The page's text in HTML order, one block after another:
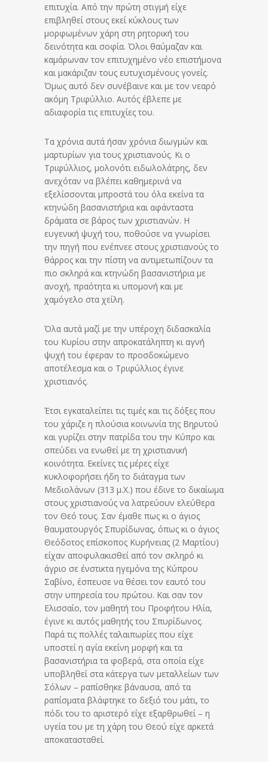
επιτυχία. Από την πρώτη στιγμή είχε
επιβληθεί στους εκεί κύκλους των
μορφωμένων χάρη στη ρητορική του
δεινότητα και σοφία. Όλοι θαύμαζαν και
καμάρωναν τον επιτυχημένο νέο επιστήμονα
και μακάριζαν τους ευτυχισμένους γονείς.
Όμως αυτό δεν συνέβαινε και με τον νεαρό
ακόμη Τριφύλλιο. Αυτός έβλεπε με
αδιαφορία τις επιτυχίες του.
Τα χρόνια αυτά ήσαν χρόνια διωγμών και
μαρτυρίων για τους χριστιανούς. Κι ο
Τριφύλλιος, μολονότι ειδωλολάτρης, δεν
ανεχόταν να βλέπει καθημερινά να
εξελίσσονται μπροστά του όλα εκείνα τα
κτηνώδη βασανιστήρια και αφάνταστα
δράματα σε βάρος των χριστιανών. Η
ευγενική ψυχή του, ποθούσε να γνωρίσει
την πηγή που ενέπνεε στους χριστιανούς το
θάρρος και την πίστη να αντιμετωπίζουν τα
πιο σκληρά και κτηνώδη βασανιστήρια με
ανοχή, πραότητα κι υπομονή και με
χαμόγελο στα χείλη.
Όλα αυτά μαζί με την υπέροχη διδασκαλία
του Κυρίου στην απροκατάληπτη κι αγνή
ψυχή του έφεραν το προσδοκώμενο
αποτέλεσμα και ο Τριφύλλιος έγινε
χριστιανός.
Έτσι εγκαταλείπει τις τιμές και τις δόξες που
του χάριζε η πλούσια κοινωνία της Βηρυτού
και γυρίζει στην πατρίδα του την Κύπρο και
σπεύδει να ενωθεί με τη χριστιανική
κοινότητα. Εκείνες τις μέρες είχε
κυκλοφορήσει ήδη το διάταγμα των
Μεδιολάνων (313 μ.Χ.) που έδινε το δικαίωμα
στους χριστιανούς να λατρεύουν ελεύθερα
τον Θεό τους. Σαν έμαθε πως κι ο άγιος
θαυματουργός Σπυρίδωνας, όπως κι ο άγιος
Θεόδοτος επίσκοπος Κυρήνειας (2 Μαρτίου)
είχαν αποφυλακισθεί από τον σκληρό κι
άγριο σε ένστικτα ηγεμόνα της Κύπρου
Σαβίνο, έσπευσε να θέσει τον εαυτό του
στην υπηρεσία του πρώτου. Και σαν τον
Ελισσαίο, τον μαθητή του Προφήτου Ηλία,
έγινε κι αυτός μαθητής του Σπυρίδωνος.
Παρά τις πολλές ταλαιπωρίες που είχε
υποστεί η αγία εκείνη μορφή και τα
βασανιστήρια τα φοβερά, στα οποία είχε
υποβληθεί στα κάτεργα των μεταλλείων των
Σόλων – ραπίσθηκε βάναυσα, από τα
ραπίσματα βλάφτηκε το δεξιό του μάτι, το
πόδι του το αριστερό είχε εξαρθρωθεί – η
υγεία του με τη χάρη του Θεού είχε αρκετά
αποκατασταθεί.